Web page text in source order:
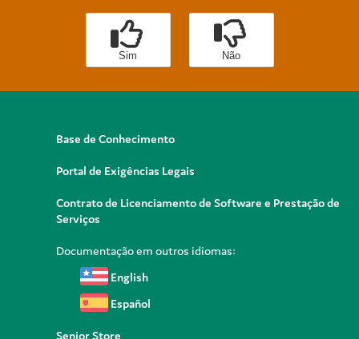
Sim Não
Base de Conhecimento
Portal de Exigências Legais
Contrato de Licenciamento de Software e Prestação de
Serviços
Documentação em outros idiomas:
English
Español
Senior Store